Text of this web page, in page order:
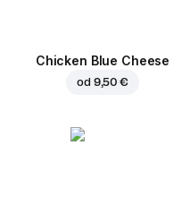
Chicken Blue Cheese
od 9,50 €